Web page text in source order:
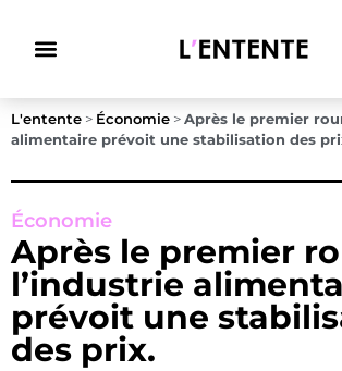
L'entente > Économie > Après le premier
alimentaire prévoit une stabilisation des
Économie
Après le premier
l’industrie
prévoit une
des prix.